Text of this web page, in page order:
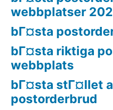
webbplatser
bГ¤sta
bГ¤sta riktiga
webbplats
bГ¤sta stГ¤llet
postorderbrud